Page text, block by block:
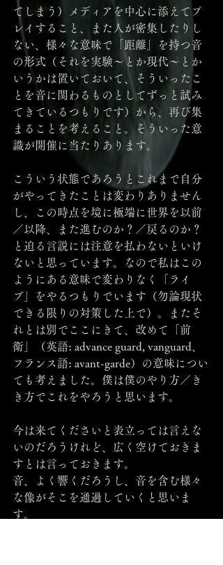
てしまう）メディアを中心に添えてプ
レイすること、また人が密集したりし
ない、様々な意味で「距離」を持つ音
の形式（それを実験～とか現代～とか
いうかは置いておいて、そういったこ
とを音に関わるものとしてずっと試み
てきているつもりです）から、再び集
まることを考えること。そういった意
識が開催に当たりあります。
こういう状態であろうとこれまで自分
がやってきたことは変わりありません
し、この時点を境に極端に世界を以前
／以降、また進むのか？／戻るのか？
と迫る言説には注意を払わないといけ
ないと思っています。なので私はこの
ようにある意味で変わりなく「ライ
ブ」をやるつもりでいます（勿論現状
できる限りの対策した上で）。またそ
れとは別でここにきて、改めて「前
衛」（英語: advance guard, vanguard、
フランス語: avant-garde）の意味につい
ても考えました。僕は僕のやり方／き
き方でこれをやろうと思います。
今は来てくださいと表立っては言えな
いのだろうけれど、広く空けておきま
すとは言っておきます。
音、よく響くだろうし、音を含む様々
な像がそこを通過していくと思いま
す。